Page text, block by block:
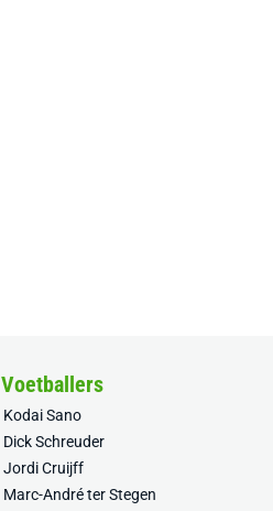
Voetballers
Kodai Sano
Dick Schreuder
Jordi Cruijff
Marc-André ter Stegen